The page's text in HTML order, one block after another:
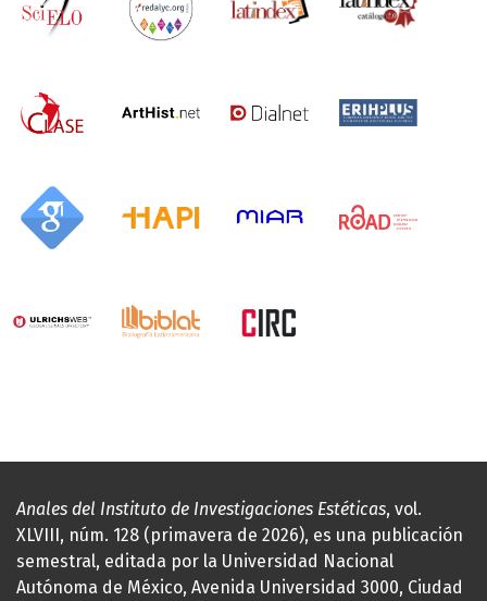
Anales del Instituto de Investigaciones Estéticas, vol.
XLVIII, núm. 128 (primavera de 2026), es una publicación
semestral, editada por la Universidad Nacional
Autónoma de México, Avenida Universidad 3000, Ciudad